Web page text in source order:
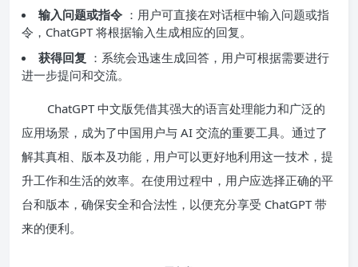
输入问题或指令 ：用户可直接在对话框中输入问题或指
令，ChatGPT 将根据输入生成相应的回复。
获得回复 ：系统会迅速生成回答，用户可根据需要进行
进一步提问和交流。
ChatGPT 中文版凭借其强大的语言处理能力和广泛的
应用场景，成为了中国用户与 AI 交流的重要工具。通过了
解其真相、版本及功能，用户可以更好地利用这一技术，提
升工作和生活的效率。在使用过程中，用户应选择正确的平
台和版本，确保安全和合法性，以便充分享受 ChatGPT 带
来的便利。